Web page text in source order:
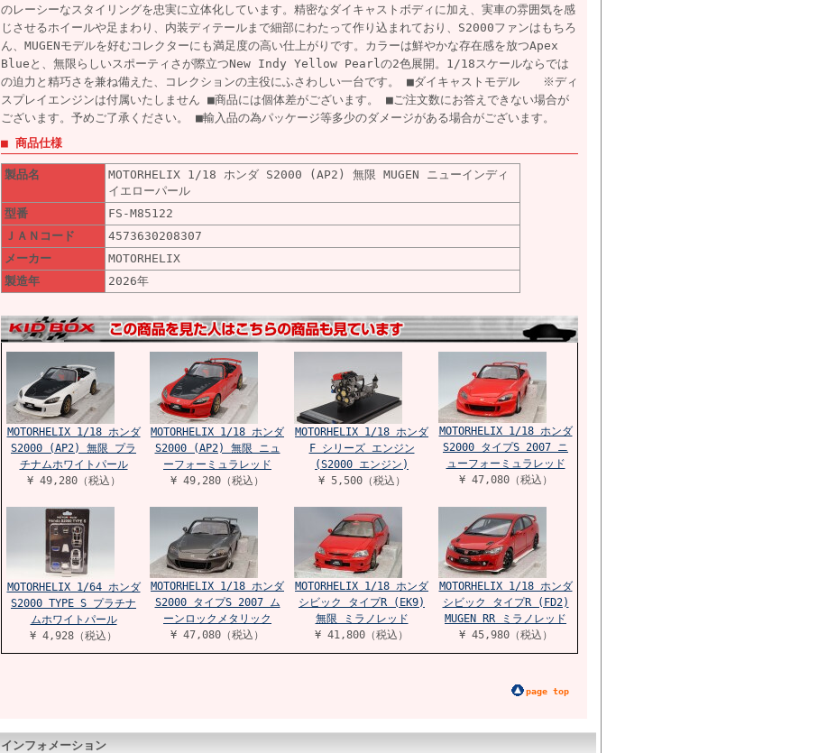
のレーシーなスタイリングを忠実に立体化しています。精密なダイキャストボディに加え、実車の雰囲気を感
じさせるホイールや足まわり、内装ディテールまで細部にわたって作り込まれており、S2000ファンはもちろ
ん、MUGENモデルを好むコレクターにも満足度の高い仕上がりです。カラーは鮮やかな存在感を放つApex
Blueと、無限らしいスポーティさが際立つNew Indy Yellow Pearlの2色展開。1/18スケールならでは
の迫力と精巧さを兼ね備えた、コレクションの主役にふさわしい一台です。 ■ダイキャストモデル ※ディ
スプレイエンジンは付属いたしません ■商品には個体差がございます。 ■ご注文数にお答えできない場合が
ございます。予めご了承ください。 ■輸入品の為パッケージ等多少のダメージがある場合がございます。
■ 商品仕様
製品名
MOTORHELIX 1/18 ホンダ S2000 (AP2) 無限 MUGEN ニューインディ
イエローパール
型番
FS-M85122
ＪＡＮコード
4573630208307
メーカー
MOTORHELIX
製造年
2026年
MOTORHELIX 1/18 ホンダ
S2000 (AP2) 無限 プラ
チナムホワイトパール
¥ 49,280（税込）
MOTORHELIX 1/18 ホンダ
S2000 (AP2) 無限 ニュ
ーフォーミュラレッド
¥ 49,280（税込）
MOTORHELIX 1/18 ホンダ
F シリーズ エンジン
(S2000 エンジン)
¥ 5,500（税込）
MOTORHELIX 1/18 ホンダ
S2000 タイプS 2007 ニ
ューフォーミュラレッド
¥ 47,080（税込）
MOTORHELIX 1/64 ホンダ
S2000 TYPE S プラチナ
ムホワイトパール
¥ 4,928（税込）
MOTORHELIX 1/18 ホンダ
S2000 タイプS 2007 ム
ーンロックメタリック
¥ 47,080（税込）
MOTORHELIX 1/18 ホンダ
シビック タイプR (EK9)
無限 ミラノレッド
¥ 41,800（税込）
MOTORHELIX 1/18 ホンダ
シビック タイプR (FD2)
MUGEN RR ミラノレッド
¥ 45,980（税込）
page top
インフォメーション